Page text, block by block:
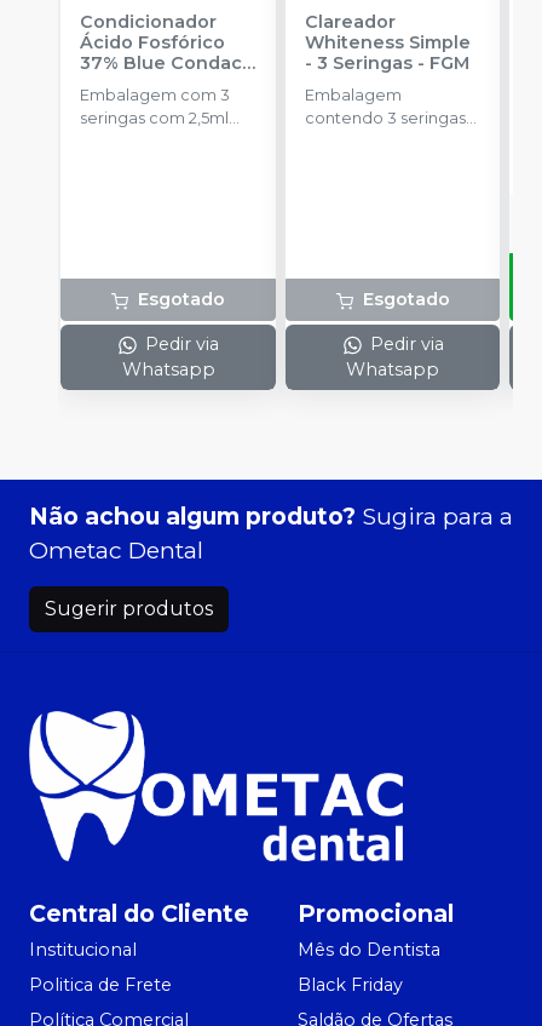
Condicionador
Ácido Fosfórico
37% Blue Condac-
FGM
Embalagem com 3
seringas com 2,5ml
Esgotado
Pedir via
Whatsapp
Clareador
Whiteness Simple
- 3 Seringas- FGM
Embalagem
contendo 3 seringas
Esgotado
Pedir via
Whatsapp
Não achou algum produto? Sugira para a
Ometac Dental
Sugerir produtos
Central do Cliente
Institucional
Politica de Frete
Política Comercial
Promocional
Mês do Dentista
Black Friday
Saldão de Ofertas